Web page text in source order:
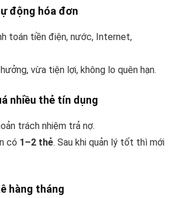
động hóa đơn
toán tiền điện, nước, Internet,
vừa tiện lợi, không lo quên hạn.
nhiều thẻ tín dụng
trách nhiệm trả nợ.
có 1–2 thẻ. Sau khi quản lý tốt thì mới
hàng tháng